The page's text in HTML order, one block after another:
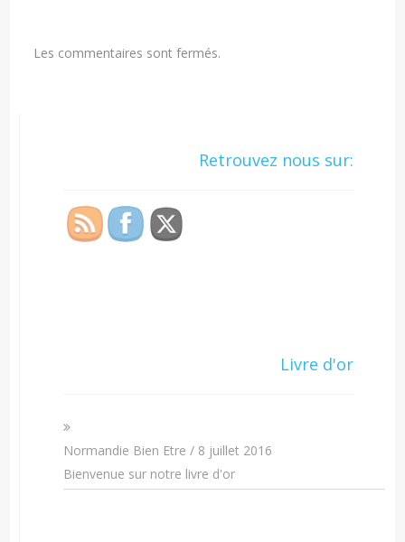
Les commentaires sont fermés.
Retrouvez nous sur:
Livre d'or
Normandie Bien Etre / 8 juillet 2016
Bienvenue sur notre livre d'or